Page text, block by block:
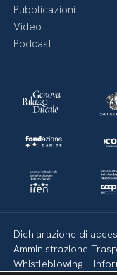
Pubblicazioni
Video
Podcast
Dichiarazione di
Amministrazione
Whistleblowing